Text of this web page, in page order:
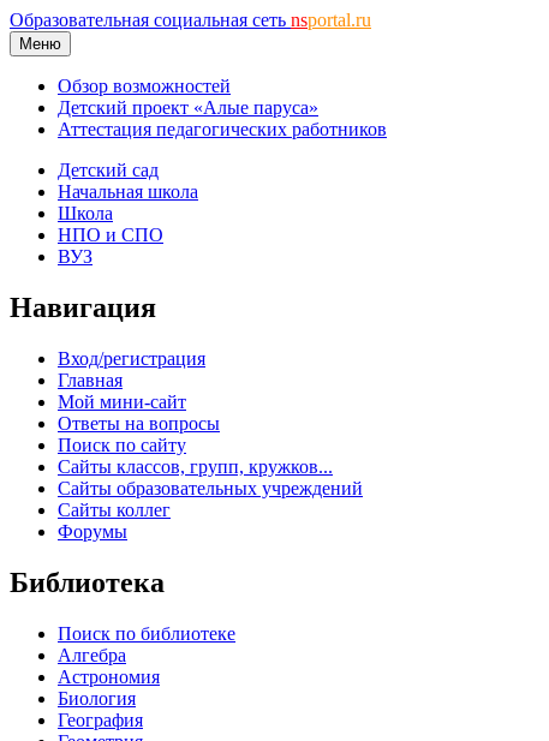
Образовательная социальная сеть nsportal.ru
Меню
Обзор возможностей
Детский проект «Алые паруса»
Аттестация педагогических работников
Детский сад
Начальная школа
Школа
НПО и СПО
ВУЗ
Навигация
Вход/регистрация
Главная
Мой мини-сайт
Ответы на вопросы
Поиск по сайту
Сайты классов, групп, кружков...
Сайты образовательных учреждений
Сайты коллег
Форумы
Библиотека
Поиск по библиотеке
Алгебра
Астрономия
Биология
География